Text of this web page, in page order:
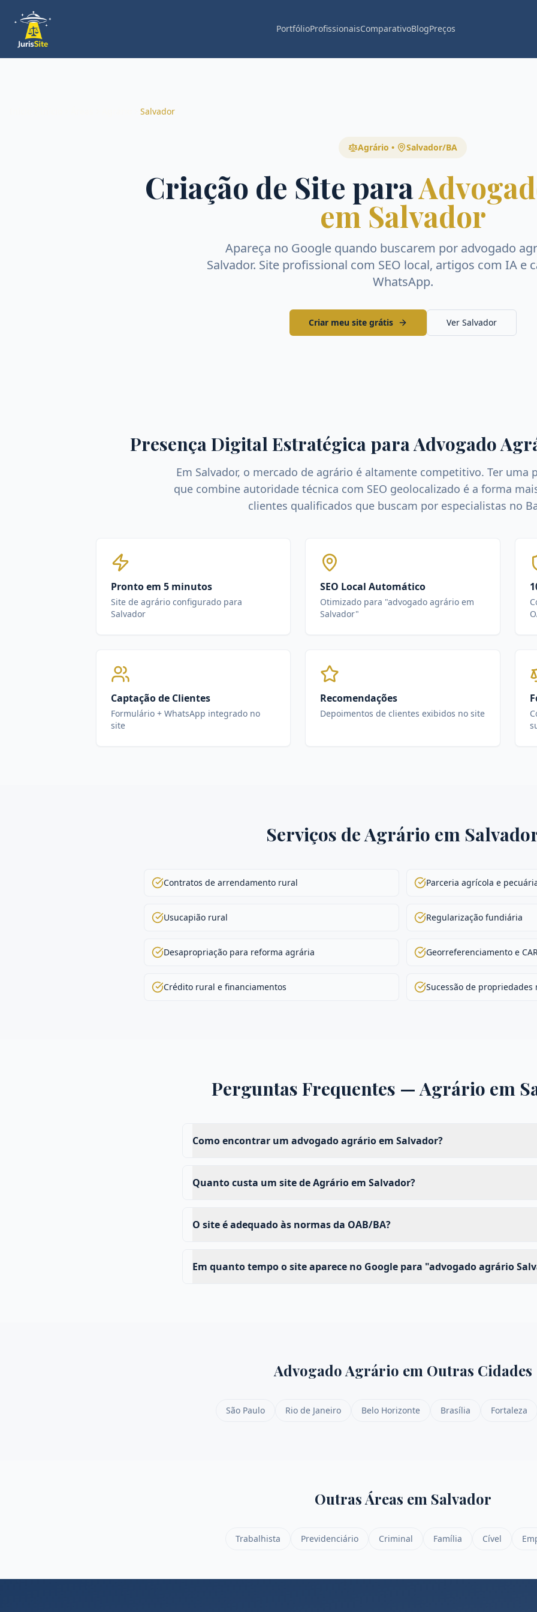
PortfólioProfissionaisComparativoBlogPreços
Salvador
Agrário • Salvador/BA
Criação de Site para
em Salvador
Apareça no Google quando buscarem por advogado
Salvador. Site profissional com SEO local, artigos com IA e
WhatsApp.
Criar meu site grátis Ver Salvador
Presença Digital Estratégica paraAdvogado
Em Salvador, o mercado de agrário é altamente competitivo. Ter uma
que combine autoridade técnica com SEO geolocalizado é a forma
clientes qualificados que buscam por especialistas no
Pronto em 5 minutos
Site de agrário configurado para
Salvador
SEO Local Automático
Otimizado para "advogado agrário em
Salvador"
Captação de Clientes
Formulário + WhatsApp integrado no
site
Recomendações
Depoimentos de clientes exibidos no site
Serviços deAgrário em
Contratos de arrendamento rural Parceria agrícola e
Usucapião rural Regularização fundiária
Desapropriação para reforma agrária Georreferenciamento e
Crédito rural e financiamentos Sucessão de propriedades
Perguntas Frequentes —Agrário em
Como encontrar um advogado agrário em Salvador?
Quanto custa um site de Agrário em Salvador?
O site é adequado às normas da OAB/BA?
Em quanto tempo o site aparece no Google para "advogado agrário
Advogado Agrário em Outras Cidades
São Paulo Rio de Janeiro Belo Horizonte Brasília Fortaleza
Outras Áreas em Salvador
Trabalhista Previdenciário Criminal Família Cível